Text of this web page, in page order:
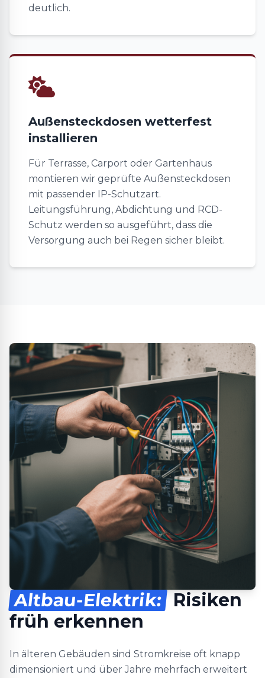
deutlich.
Außensteckdosen wetterfest
installieren
Für Terrasse, Carport oder Gartenhaus
montieren wir geprüfte Außensteckdosen
mit passender IP-Schutzart.
Leitungsführung, Abdichtung und RCD-
Schutz werden so ausgeführt, dass die
Versorgung auch bei Regen sicher bleibt.
Altbau-Elektrik: Risiken
früh erkennen
In älteren Gebäuden sind Stromkreise oft knapp
dimensioniert und über Jahre mehrfach erweitert